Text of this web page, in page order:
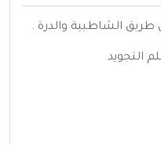
طريق الشاطبية والدرة .
التجويد